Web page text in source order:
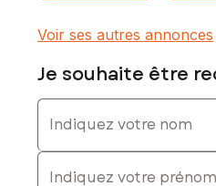
Voir ses autres annonces
Je souhaite être
Indiquez votre nom
Indiquez votre prénom